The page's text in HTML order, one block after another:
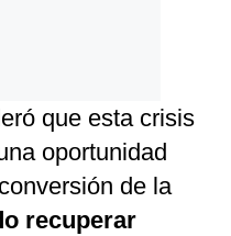
que esta crisis
oportunidad
de la
recuperar